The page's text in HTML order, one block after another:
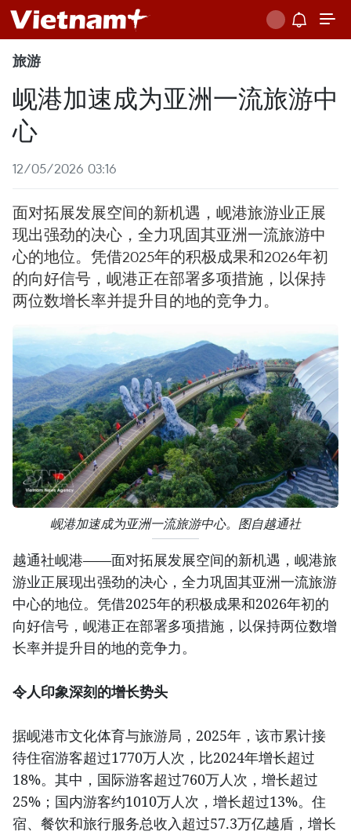
旅游
岘港加速成为亚洲一流旅游中
心
12/05/2026 03:16
面对拓展发展空间的新机遇，岘港旅游业正展
现出强劲的决心，全力巩固其亚洲一流旅游中
心的地位。凭借2025年的积极成果和2026年初
的向好信号，岘港正在部署多项措施，以保持
两位数增长率并提升目的地的竞争力。
岘港加速成为亚洲一流旅游中心。图自越通社
越通社岘港——面对拓展发展空间的新机遇，岘港旅
游业正展现出强劲的决心，全力巩固其亚洲一流旅游
中心的地位。凭借2025年的积极成果和2026年初的
向好信号，岘港正在部署多项措施，以保持两位数增
长率并提升目的地的竞争力。
令人印象深刻的增长势头
据岘港市文化体育与旅游局，2025年，该市累计接
待住宿游客超过1770万人次，比2024年增长超过
18%。其中，国际游客超过760万人次，增长超过
25%；国内游客约1010万人次，增长超过13%。住
宿、餐饮和旅行服务总收入超过57.3万亿越盾，增长